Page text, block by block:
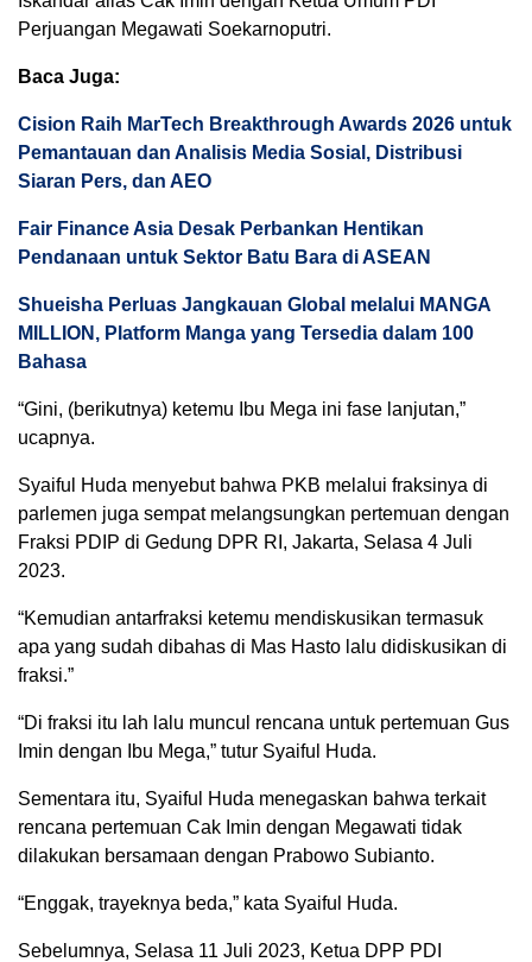
Perjuangan Megawati Soekarnoputri.
Baca Juga:
Cision Raih MarTech Breakthrough Awards 2026 untuk
Pemantauan dan Analisis Media Sosial, Distribusi
Siaran Pers, dan AEO
Fair Finance Asia Desak Perbankan Hentikan
Pendanaan untuk Sektor Batu Bara di ASEAN
Shueisha Perluas Jangkauan Global melalui MANGA
MILLION, Platform Manga yang Tersedia dalam 100
Bahasa
“Gini, (berikutnya) ketemu Ibu Mega ini fase lanjutan,”
ucapnya.
Syaiful Huda menyebut bahwa PKB melalui fraksinya di
parlemen juga sempat melangsungkan pertemuan dengan
Fraksi PDIP di Gedung DPR RI, Jakarta, Selasa 4 Juli
2023.
“Kemudian antarfraksi ketemu mendiskusikan termasuk
apa yang sudah dibahas di Mas Hasto lalu didiskusikan di
fraksi.”
“Di fraksi itu lah lalu muncul rencana untuk pertemuan Gus
Imin dengan Ibu Mega,” tutur Syaiful Huda.
Sementara itu, Syaiful Huda menegaskan bahwa terkait
rencana pertemuan Cak Imin dengan Megawati tidak
dilakukan bersamaan dengan Prabowo Subianto.
“Enggak, trayeknya beda,” kata Syaiful Huda.
Sebelumnya, Selasa 11 Juli 2023, Ketua DPP PDI